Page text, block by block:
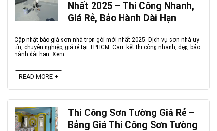
Nhất 2025 – Thi Công Nhanh,
Giá Rẻ, Bảo Hành Dài Hạn
Cập nhật báo giá sơn nhà trọn gói mới nhất 2025. Dịch vụ sơn nhà uy
tín, chuyên nghiệp, giá rẻ tại TPHCM. Cam kết thi công nhanh, đẹp, bảo
hành dài hạn. Xem ...
READ MORE +
Thi Công Sơn Tường Giá Rẻ –
Bảng Giá Thi Công Sơn Tường